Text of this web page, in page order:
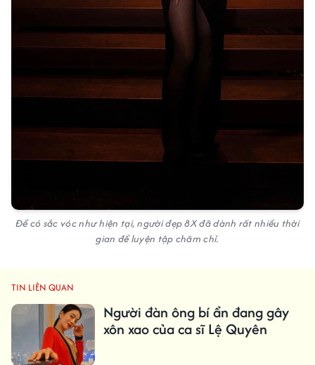
Để có sắc vóc như hiện tại, người đẹp 8X đã dành rất nhiều thời
gian để luyện tập chăm chỉ.
TIN LIÊN QUAN
Người đàn ông bí ẩn đang gây
xôn xao của ca sĩ Lệ Quyên